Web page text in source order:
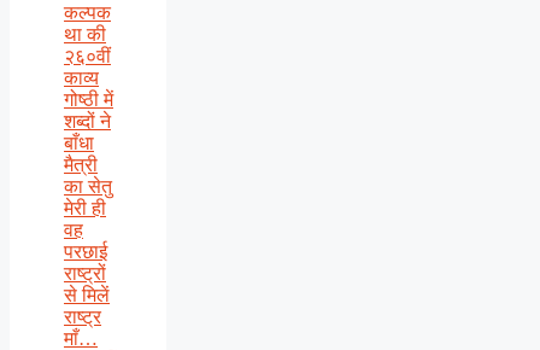
कल्पक
था की
२६०वीं
काव्य
गोष्ठी में
शब्दों ने
बाँधा
मैत्री
का सेतु
मेरी ही
वह
परछाई
राष्ट्रों
से मिलें
राष्ट्र
माँ…